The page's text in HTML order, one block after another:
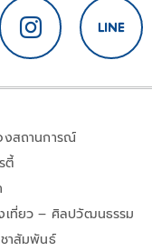
งสถานการณ์
ตี้
เที่ยว – ศิลปวัฒนธรรม
ชาสัมพันธ์